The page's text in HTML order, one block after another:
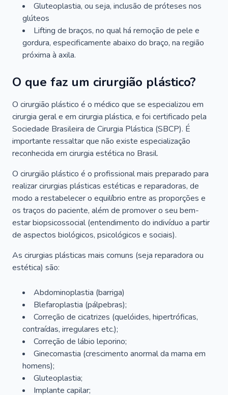
Gluteoplastia, ou seja, inclusão de próteses nos
glúteos
Lifting de braços, no qual há remoção de pele e
gordura, especificamente abaixo do braço, na região
próxima à axila.
O que faz um cirurgião plástico?
O cirurgião plástico é o médico que se especializou em
cirurgia geral e em cirurgia plástica, e foi certificado pela
Sociedade Brasileira de Cirurgia Plástica (SBCP). É
importante ressaltar que não existe especialização
reconhecida em cirurgia estética no Brasil.
O cirurgião plástico é o profissional mais preparado para
realizar cirurgias plásticas estéticas e reparadoras, de
modo a restabelecer o equilíbrio entre as proporções e
os traços do paciente, além de promover o seu bem-
estar biopsicossocial (entendimento do indivíduo a partir
de aspectos biológicos, psicológicos e sociais).
As cirurgias plásticas mais comuns (seja reparadora ou
estética) são:
Abdominoplastia (barriga)
Blefaroplastia (pálpebras);
Correção de cicatrizes (quelóides, hipertróficas,
contraídas, irregulares etc.);
Correção de lábio leporino;
Ginecomastia (crescimento anormal da mama em
homens);
Gluteoplastia;
Implante capilar;